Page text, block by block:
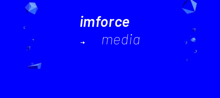
imforce
media